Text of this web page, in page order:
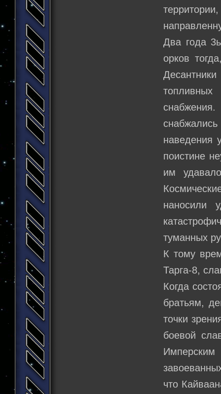
Два года
орков
наведения
поистине
им
наносили
туманных
К тому
Тарга-8,
Когда
братьям,
точки
боевой
что